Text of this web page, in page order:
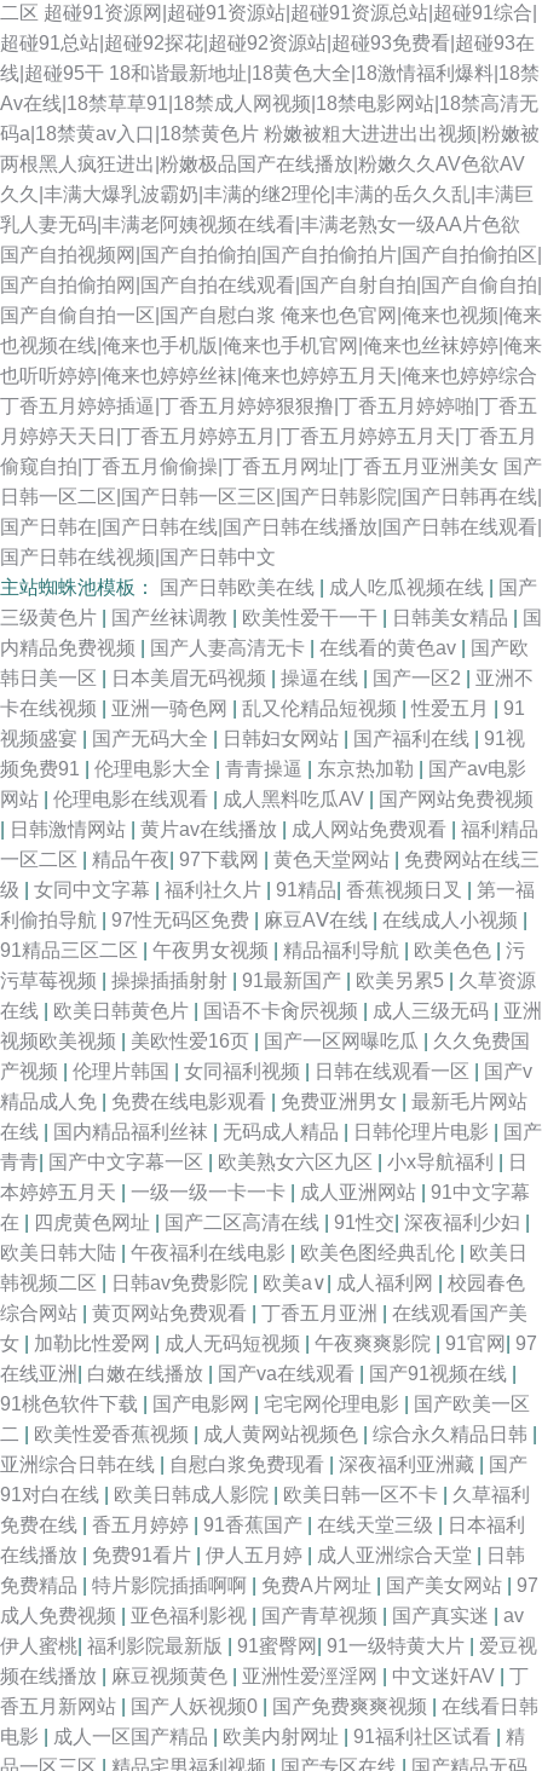
二区 超碰91资源网|超碰91资源站|超碰91资源总站|超碰91综合|
超碰91总站|超碰92探花|超碰92资源站|超碰93免费看|超碰93在
线|超碰95干 18和谐最新地址|18黄色大全|18激情福利爆料|18禁
Av在线|18禁草草91|18禁成人网视频|18禁电影网站|18禁高清无
码a|18禁黄av入口|18禁黄色片 粉嫩被粗大进进出出视频|粉嫩被
两根黑人疯狂进出|粉嫩极品国产在线播放|粉嫩久久AV色欲AV
久久|丰满大爆乳波霸奶|丰满的继2理伦|丰满的岳久久乱|丰满巨
乳人妻无码|丰满老阿姨视频在线看|丰满老熟女一级AA片色欲
国产自拍视频网|国产自拍偷拍|国产自拍偷拍片|国产自拍偷拍区|
国产自拍偷拍网|国产自拍在线观看|国产自射自拍|国产自偷自拍|
国产自偷自拍一区|国产自慰白浆 俺来也色官网|俺来也视频|俺来
也视频在线|俺来也手机版|俺来也手机官网|俺来也丝袜婷婷|俺来
也听听婷婷|俺来也婷婷丝袜|俺来也婷婷五月天|俺来也婷婷综合
丁香五月婷婷插逼|丁香五月婷婷狠狠撸|丁香五月婷婷啪|丁香五
月婷婷天天日|丁香五月婷婷五月|丁香五月婷婷五月天|丁香五月
偷窥自拍|丁香五月偷偷操|丁香五月网址|丁香五月亚洲美女 国产
日韩一区二区|国产日韩一区三区|国产日韩影院|国产日韩再在线|
国产日韩在|国产日韩在线|国产日韩在线播放|国产日韩在线观看|
国产日韩在线视频|国产日韩中文
主站蜘蛛池模板：
国产日韩欧美在线 成人吃瓜视频在线
国产
三级黄色片
国产丝袜调教 欧美性爱干一干 日韩美女精品
国
内精品免费视频
国产人妻高清无卡 在线看的黄色av
国产欧
韩日美一区
日本美眉无码视频 操逼在线 国产一区2
亚洲不
卡在线视频
亚洲一骑色网 乱又伦精品短视频 |性爱五月
91
视频盛宴
国产无码大全 日韩妇女网站 国产福利在线
91视
频免费91
伦理电影大全 青青操逼 东京热加勒
国产av电影
网站
伦理电影在线观看 成人黑料吃瓜AV
国产网站免费视频
日韩激情网站 黄片av在线播放 成人网站免费观看
福利精品
一区二区
精品午夜 97下载网 黄色天堂网站
免费网站在线三
级
女同中文字幕 福利社久片 91精品 香蕉视频日叉
第一福
利偷拍导航
97性无码区免费 麻豆AⅤ在线 在线成人小视频
91精品三区二区
午夜男女视频 精品福利导航 欧美色色
污
污草莓视频
操操插插射射 91最新国产 欧美另累5
久草资源
在线
欧美日韩黄色片 国语不卡肏屄视频 成人三级无码
亚洲
视频欧美视频
美欧性爱16页 国产一区网曝吃瓜
久久免费国
产视频
伦理片韩国 女同福利视频 日韩在线观看一区
国产v
精品成人免
免费在线电影观看 免费亚洲男女
最新毛片网站
在线
国内精品福利丝袜 无码成人精品 日韩伦理片电影
国产
青青 国产中文字幕一区 欧美熟女六区九区 小x导航福利
日
本婷婷五月天
一级一级一卡一卡 成人亚洲网站
91中文字幕
在
四虎黄色网址 国产二区高清在线 91性交 深夜福利少妇
欧美日韩大陆
午夜福利在线电影 欧美色图经典乱伦
欧美日
韩视频二区
日韩av免费影院 欧美a∨ 成人福利网
校园春色
综合网站
黄页网站免费观看 丁香五月亚洲
在线观看国产美
女
加勒比性爱网 成人无码短视频 午夜爽爽影院 91官网
97
在线亚洲
白嫩在线播放 国产va在线观看 国产91视频在线
91桃色软件下载
国产电影网 宅宅网伦理电影
国产欧美一区
二
欧美性爱香蕉视频 成人黄网站视频色 综合永久精品日韩
亚洲综合日韩在线
自慰白浆免费现看 深夜福利亚洲藏
国产
91对白在线
欧美日韩成人影院 欧美日韩一区不卡
久草福利
免费在线
香五月婷婷 91香蕉国产 在线天堂三级
日本福利
在线播放
免费91看片 伊人五月婷 成人亚洲综合天堂
日韩
免费精品
特片影院插插啊啊 免费A片网址 国产美女网站
97
成人免费视频
亚色福利影视 国产青草视频 国产真实迷
av
伊人蜜桃 福利影院最新版 91蜜臀网 91一级特黄大片
爱豆视
频在线播放
麻豆视频黄色 亚洲性爱涇淫网 中文迷奸AV
丁
香五月新网站
国产人妖视频0 国产免费爽爽视频
在线看日韩
电影
成人一区国产精品 欧美内射网址 91福利社区试看
精
品一区三区
精品宅男福利视频 国产专区在线 国产精品无码